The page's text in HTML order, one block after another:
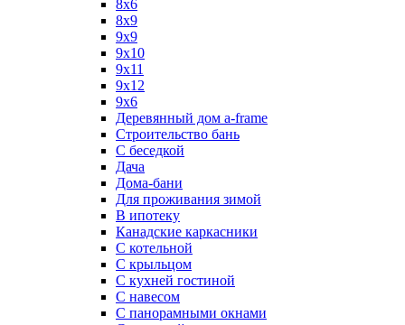
8х6
8х9
9x9
9х10
9х11
9х12
9х6
Деревянный дом a-frame
Строительство бань
С беседкой
Дача
Дома-бани
Для проживания зимой
В ипотеку
Канадские каркасники
С котельной
С крыльцом
С кухней гостиной
С навесом
С панорамными окнами